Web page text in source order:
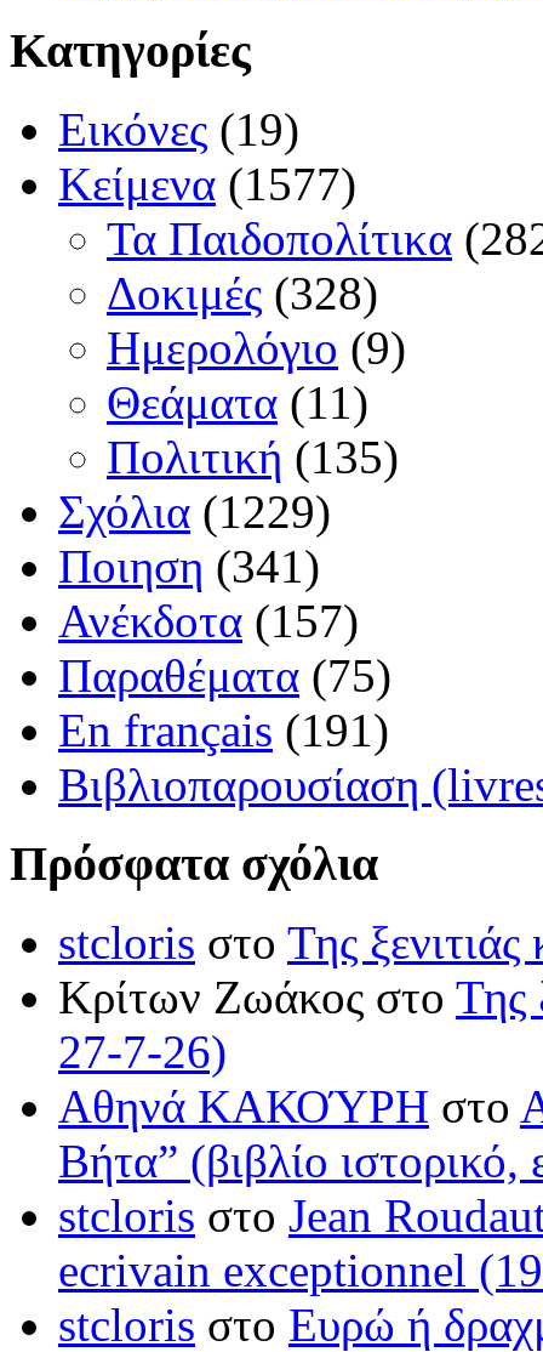
Κατηγορίες
Εικόνες (19)
Κείμενα (1577)
Τα Παιδοπολίτικα
Δοκιμές (328)
Ημερολόγιο (9)
Θεάματα (11)
Πολιτική (135)
Σχόλια (1229)
Ποιηση (341)
Ανέκδοτα (157)
Παραθέματα (75)
En français (191)
Βιβλιοπαρουσίαση
Πρόσφατα σχόλια
stcloris στο Της
Κρίτων Ζωάκος στο Της
27-7-26)
Αθηνά ΚΑΚΟΎΡΗ στο
Βήτα” (βιβλίο
stcloris στο Jean
ecrivain exceptionnel
stcloris στο Ευρώ ή